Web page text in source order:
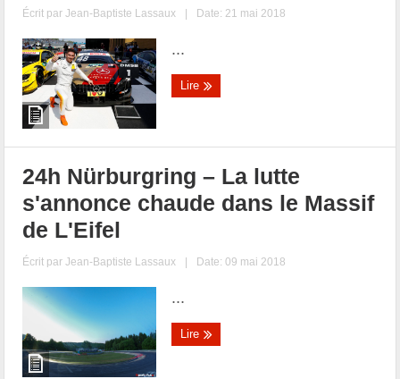
Écrit parJean-Baptiste Lassaux | Date: 21 mai 2018
...
Lire
24h Nürburgring – La lutte
s'annonce chaude dans le Massif
de L'Eifel
Écrit parJean-Baptiste Lassaux | Date: 09 mai 2018
...
Lire